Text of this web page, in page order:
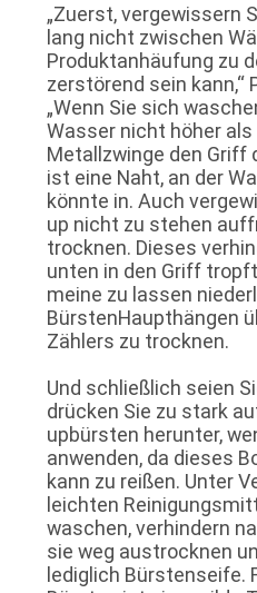
„Zuerst, vergewissern
lang nicht zwischen
Produktanhäufung zu
zerstörend sein kann,“
„Wenn Sie sich
Wasser nicht höher als
Metallzwinge den Griff
ist eine Naht, an der
könnte in. Auch
up nicht zu stehen
trocknen. Dieses
unten in den Griff
meine zu lassen
BürstenHaupthängen
Zählers zu trocknen.
Und schließlich seien
drücken Sie zu stark
upbürsten herunter,
anwenden, da dieses
kann zu reißen. Unter
leichten
waschen, verhindern
sie weg austrocknen
lediglich Bürstenseife.